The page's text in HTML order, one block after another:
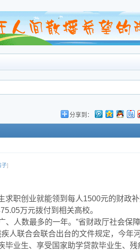
分享到：
子]
求职创业就能领到每人1500元的财政
万元拨付到相关高校。
人数最多的一年。”省财政厅社会保
人联合会联合出台的文件规定，今年
业生、享受国家助学贷款毕业生、